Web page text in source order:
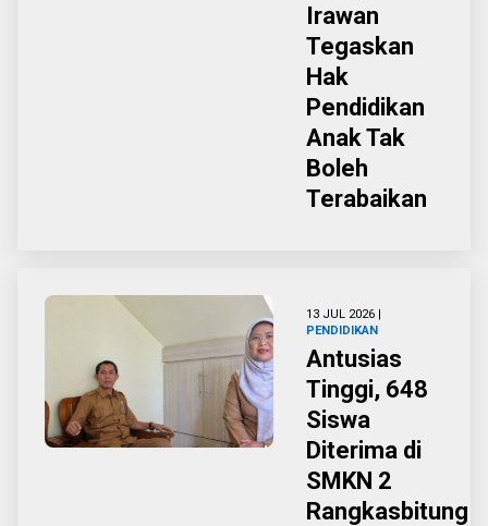
Irawan
Tegaskan
Hak
Pendidikan
Anak Tak
Boleh
Terabaikan
13 JUL 2026 |
PENDIDIKAN
Antusias
Tinggi, 648
Siswa
Diterima di
SMKN 2
Rangkasbitung